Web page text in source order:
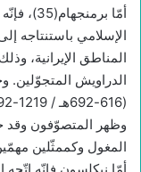
أمّا
الإسلامي باستنتاجه
المناطق الإيرانية،
الدراويش المتجوّلين.
وظهر المتصوّفون وقد
المغول وكممثّلين
أمّا نيكلسون فإنّه